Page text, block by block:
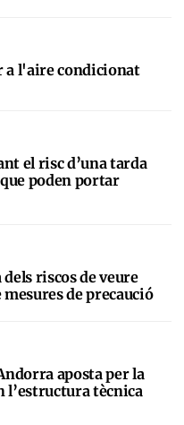
a l'aire condicionat
el risc d’una tarda
poden portar
dels riscos de veure
mesures de precaució
aposta per la
tècnica